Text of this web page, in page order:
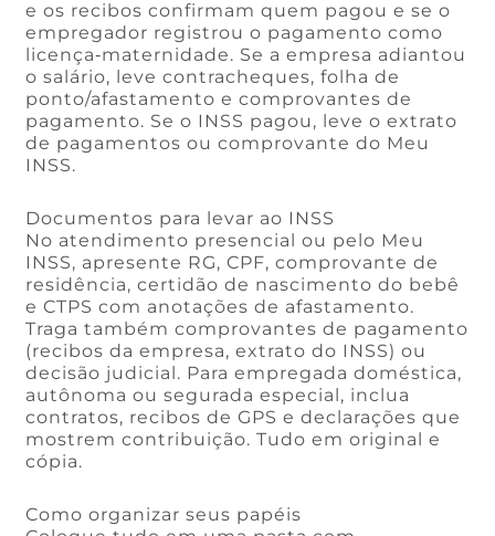
e os recibos confirmam quem pagou e se o
empregador registrou o pagamento como
licença‑maternidade. Se a empresa adiantou
o salário, leve contracheques, folha de
ponto/afastamento e comprovantes de
pagamento. Se o INSS pagou, leve o extrato
de pagamentos ou comprovante do Meu
INSS.
Documentos para levar ao INSS
No atendimento presencial ou pelo Meu
INSS, apresente RG, CPF, comprovante de
residência, certidão de nascimento do bebê
e CTPS com anotações de afastamento.
Traga também comprovantes de pagamento
(recibos da empresa, extrato do INSS) ou
decisão judicial. Para empregada doméstica,
autônoma ou segurada especial, inclua
contratos, recibos de GPS e declarações que
mostrem contribuição. Tudo em original e
cópia.
Como organizar seus papéis